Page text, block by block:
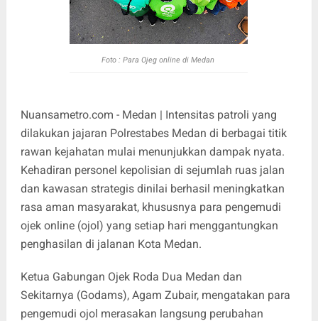
Foto : Para Ojeg online di Medan
Nuansametro.com - Medan | Intensitas patroli yang
dilakukan jajaran Polrestabes Medan di berbagai titik
rawan kejahatan mulai menunjukkan dampak nyata.
Kehadiran personel kepolisian di sejumlah ruas jalan
dan kawasan strategis dinilai berhasil meningkatkan
rasa aman masyarakat, khususnya para pengemudi
ojek online (ojol) yang setiap hari menggantungkan
penghasilan di jalanan Kota Medan.
Ketua Gabungan Ojek Roda Dua Medan dan
Sekitarnya (Godams), Agam Zubair, mengatakan para
pengemudi ojol merasakan langsung perubahan